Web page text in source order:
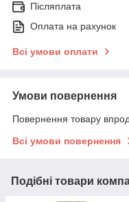
Післяплата
Оплата на рахунок
Всі умови оплати
Умови повернення
Повернення товару
Всі умови повернення
Подібні товари